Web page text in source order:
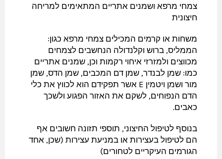
צמחי מרפא ושמנים אתריים המתאימים למריחה
חיצונית
משחות או קרמים המכילים צמחי מרפא כגון:
הממליס, ברוש וקלנדולה הנחשבים לצמחים
מכווצים ולמזרזי איחוי רקמות וכן, שמנים אתריים
כמו: שמן לבנדר, שמן דם המכבים, שמן הדס, שמן
מור ושמן ויטמין E אשר תפקידם הוא לכווץ את כלי
הדם הנפוחים, לשקם את האזור הפגוע ולשכך
כאבים.
בנוסף לטיפול החיצוני, תוספי תזונה חשובים אף
הם לטיפול בעצירות או במניעת עצירות (שכן, אחד
הגורמים העיקריים לטחורים)